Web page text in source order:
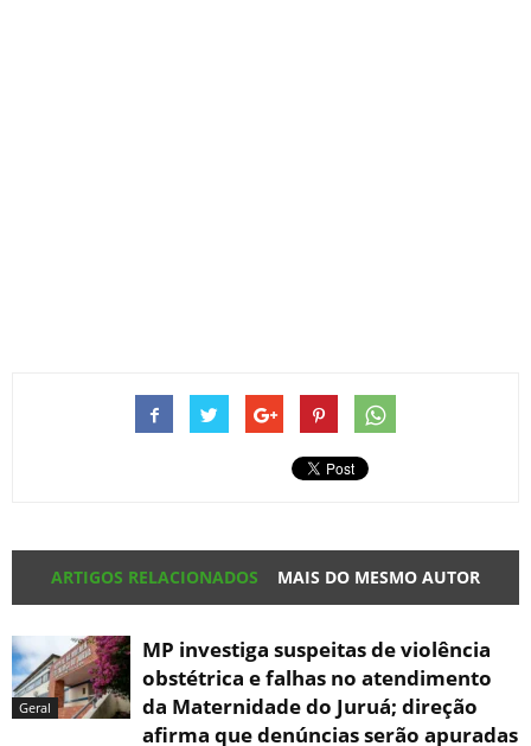
ARTIGOS RELACIONADOS MAIS DO MESMO AUTOR
Geral
MP investiga suspeitas de violência
obstétrica e falhas no atendimento
da Maternidade do Juruá; direção
afirma que denúncias serão apuradas